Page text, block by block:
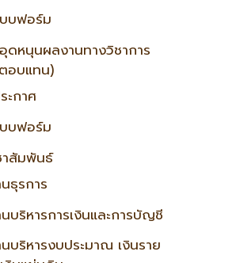
บฟอร์ม
ดหนุนผลงานทางวิชาการ
อบแทน)
ะกาศ
บฟอร์ม
าสัมพันธ์
ธุรการ
บริหารการเงินและการบัญชี
บริหารงบประมาณ เงินราย